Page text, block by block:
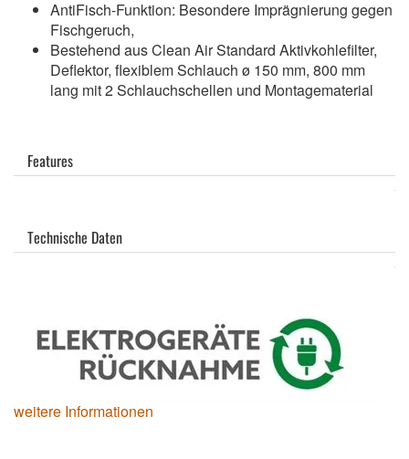
AntiFisch-Funktion: Besondere Imprägnierung gegen
Fischgeruch,
Bestehend aus Clean Air Standard Aktivkohlefilter,
Deflektor, flexiblem Schlauch ø 150 mm, 800 mm
lang mit 2 Schlauchschellen und Montagematerial
Features
Technische Daten
weitere Informationen